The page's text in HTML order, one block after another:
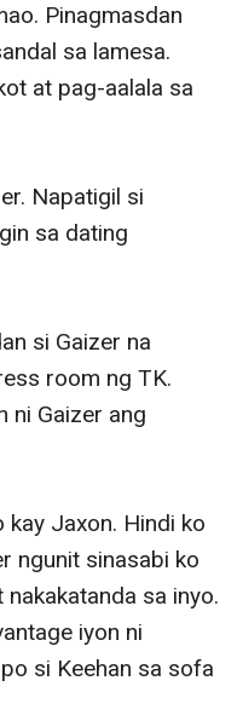
Pinagmasdan
sa lamesa.
at pag-aalala sa
Napatigil si
sa dating
si Gaizer na
room ng TK.
ni Gaizer ang
kay Jaxon. Hindi ko
ngunit sinasabi ko
sa inyo.
iyon ni
si Keehan sa sofa